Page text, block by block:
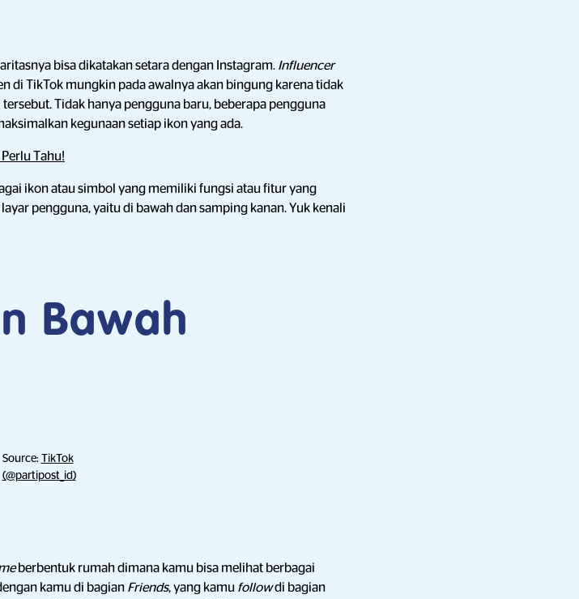
bisa dikatakan setara dengan Instagram. Influencer
di TikTok mungkin pada awalnya akan bingung karena tidak
Tidak hanya pengguna baru, beberapa pengguna
kegunaan setiap ikon yang ada.
Tahu!
ikon atau simbol yang memiliki fungsi atau fitur yang
pengguna, yaitu di bawah dan samping kanan. Yuk kenali
Bawah
Source: TikTok
(@partipost_id)
berbentuk rumah dimana kamu bisa melihat berbagai
kamu di bagian Friends, yang kamu followdi bagian